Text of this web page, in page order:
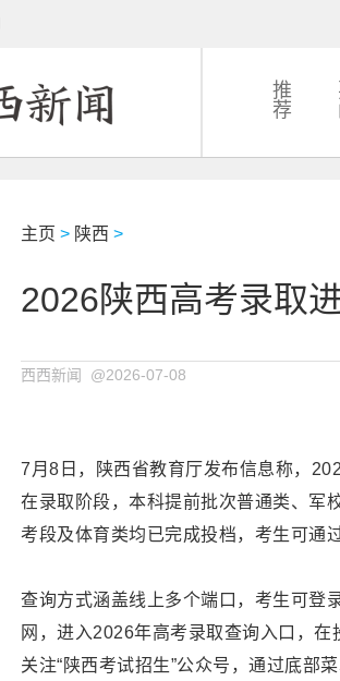
推
荐
主页 > 陕西 >
2026陕西高考录取
西西新闻 @2026-07-08
7月8日，陕西省教育厅发布信息称，
在录取阶段，本科提前批次普通类、军
考段及体育类均已完成投档，考生可通
查询方式涵盖线上多个端口，考生可登
网，进入2026年高考录取查询入口，
关注“陕西考试招生”公众号，通过底部